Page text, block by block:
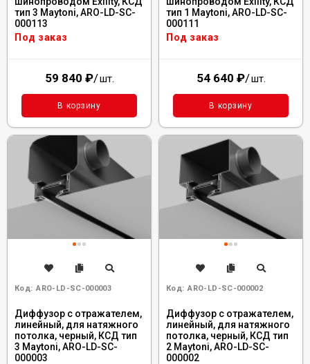
тип 3 Maytoni, ARO-LD-SC-
000113
Под заказ
59 840 ₽/шт.
В корзину
тип 1 Maytoni, ARO-LD-SC-
000111
Под заказ
54 640 ₽/шт.
В корзину
Код: ARO-LD-SC-000003
Диффузор с отражателем,
линейный, для натяжного
потолка, черный, КСД тип
3 Maytoni, ARO-LD-SC-
000003
Код: ARO-LD-SC-000002
Диффузор с отражателем,
линейный, для натяжного
потолка, черный, КСД тип
2 Maytoni, ARO-LD-SC-
000002